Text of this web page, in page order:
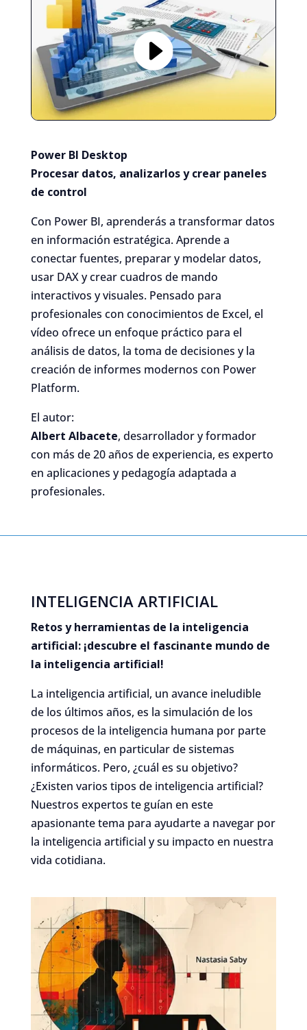
Power BI Desktop
Procesar datos, analizarlos y crear paneles
de control
Con Power BI, aprenderás a transformar datos
en información estratégica. Aprende a
conectar fuentes, preparar y modelar datos,
usar DAX y crear cuadros de mando
interactivos y visuales. Pensado para
profesionales con conocimientos de Excel, el
vídeo ofrece un enfoque práctico para el
análisis de datos, la toma de decisiones y la
creación de informes modernos con Power
Platform.
El autor:
Albert Albacete, desarrollador y formador
con más de 20 años de experiencia, es experto
en aplicaciones y pedagogía adaptada a
profesionales.
INTELIGENCIA ARTIFICIAL
Retos y herramientas de la inteligencia
artificial: ¡descubre el fascinante mundo de
la inteligencia artificial!
La inteligencia artificial, un avance ineludible
de los últimos años, es la simulación de los
procesos de la inteligencia humana por parte
de máquinas, en particular de sistemas
informáticos. Pero, ¿cuál es su objetivo?
¿Existen varios tipos de inteligencia artificial?
Nuestros expertos te guían en este
apasionante tema para ayudarte a navegar por
la inteligencia artificial y su impacto en nuestra
vida cotidiana.